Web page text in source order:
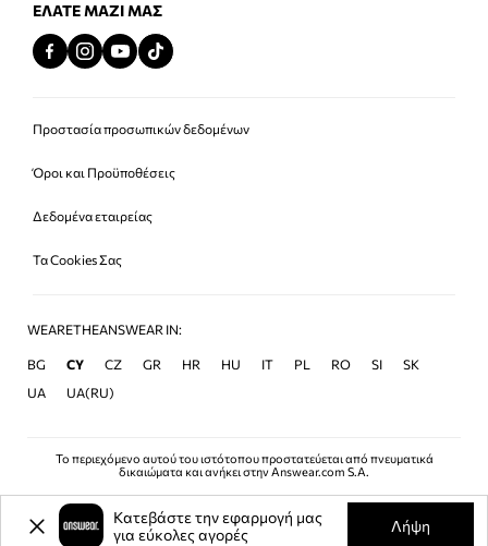
ΕΛΆΤΕ ΜΑΖΊ ΜΑΣ
Προστασία προσωπικών δεδομένων
Όροι και Προϋποθέσεις
Δεδομένα εταιρείας
Τα Cookies Σας
WEARETHEANSWEAR IN:
BG CY CZ GR HR HU IT PL RO SI
SK
UA
UA(RU)
Το περιεχόμενο αυτού του ιστότοπου προστατεύεται από πνευματικά
δικαιώματα και ανήκει στην Answear.com S.A.
Κατεβάστε την εφαρμογή μας
για εύκολες αγορές
Λήψη